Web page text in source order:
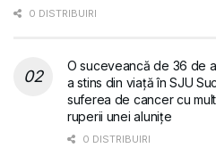
0 DISTRIBUIRI
O suceveancă de 36 de
a stins din viață în SJU
suferea de cancer cu
ruperii unei alunițe
0 DISTRIBUIRI